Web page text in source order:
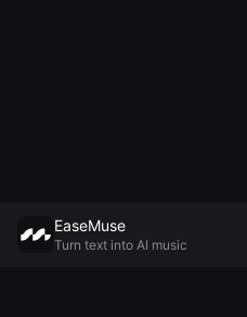
EaseMuse
Turn text into AI music